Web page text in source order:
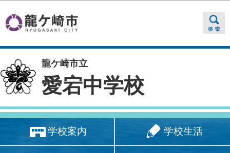
龍ケ崎市立
愛宕中学校
学校案内 学校生活